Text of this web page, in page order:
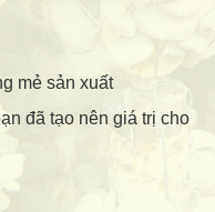
mẻ sản xuất
đã tạo nên giá trị cho